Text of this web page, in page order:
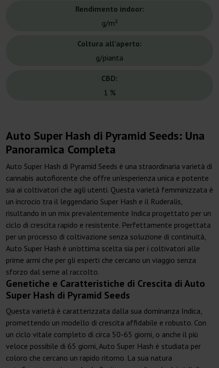
Rendimento indoor:
g/m²
Coltura all'aperto:
g/pianta
CBD:
1 %
Auto Super Hash di Pyramid Seeds: Una
Panoramica Completa
Auto Super Hash di Pyramid Seeds è una straordinaria varietà di
cannabis autofiorente che offre un'esperienza unica e potente
sia ai coltivatori che agli utenti. Questa varietà femminizzata è
un incrocio tra il leggendario Super Hash e il Ruderalis,
risultando in un mix prevalentemente Indica progettato per un
ciclo di crescita rapido e resistente. Perfettamente progettata
per un processo di coltivazione senza soluzione di continuità,
Auto Super Hash è un'ottima scelta sia per i coltivatori alle
prime armi che per gli esperti che cercano un viaggio senza
sforzo dal seme al raccolto.
Genetiche e Caratteristiche di Crescita di Auto
Super Hash di Pyramid Seeds
Questa varietà è caratterizzata dalla sua dominanza Indica,
promettendo un modello di crescita affidabile e robusto. Con
un ciclo vitale completo di circa 50-65 giorni, o anche il più
veloce possibile di 65 giorni, Auto Super Hash è studiata per
coloro che cercano un rapido ritorno. La sua natura